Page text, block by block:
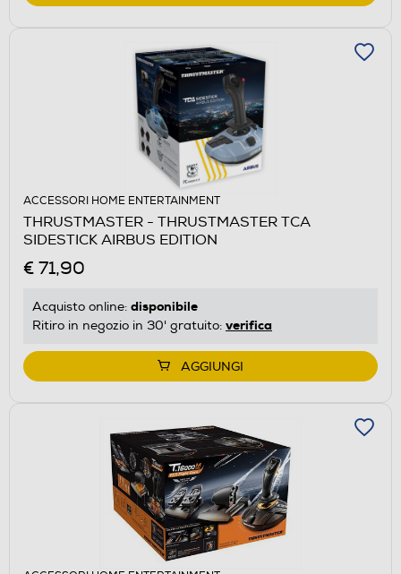
ACCESSORI HOME ENTERTAINMENT
THRUSTMASTER - THRUSTMASTER TCA
SIDESTICK AIRBUS EDITION
€ 71,90
Acquisto online: disponibile
Ritiro in negozio in 30' gratuito: verifica
AGGIUNGI